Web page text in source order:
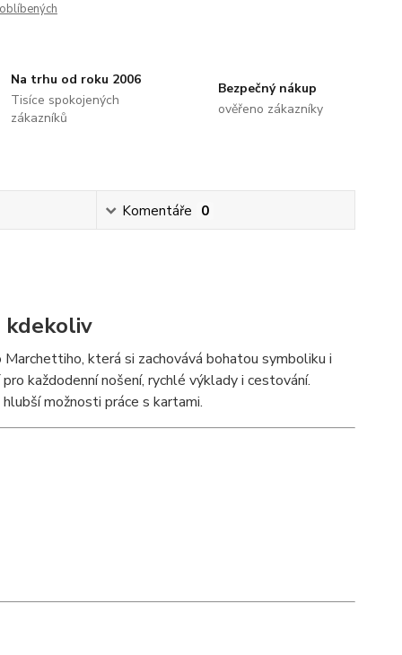
Na trhu od roku 2006
Tisíce spokojených
zákazníků
Bezpečný nákup
ověřeno zákazníky
Komentáře 0
kdekoliv
která si zachovává bohatou symboliku i
každodenní nošení, rychlé výklady i cestování.
možnosti práce s kartami.